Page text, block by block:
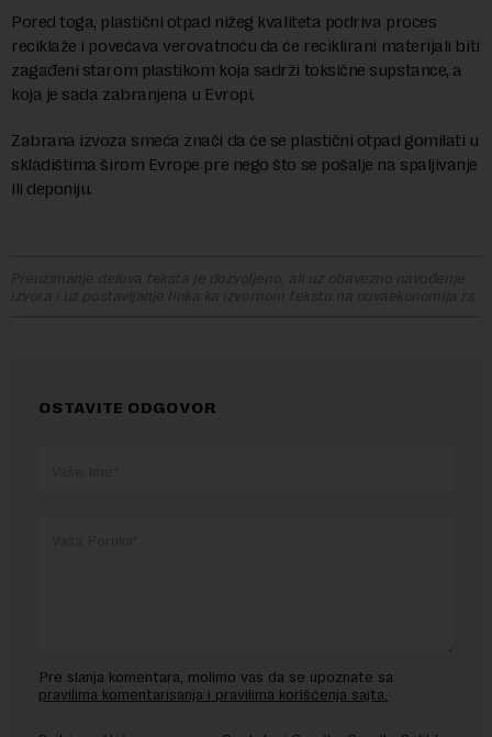
Pored toga, plastični otpad nižeg kvaliteta podriva proces
reciklaže i povećava verovatnoću da će reciklirani materijali biti
zagađeni starom plastikom koja sadrži toksične supstance, a
koja je sada zabranjena u Evropi.
Zabrana izvoza smeća znači da će se plastični otpad gomilati u
skladištima širom Evrope pre nego što se pošalje na spaljivanje
ili deponiju.
Preuzimanje delova teksta je dozvoljeno, ali uz obavezno navođenje
izvora i uz postavljanje linka ka izvornom tekstu na novaekonomija.rs
OSTAVITE ODGOVOR
Pre slanja komentara, molimo vas da se upoznate sa
pravilima komentarisanja i pravilima korišćenja sajta.